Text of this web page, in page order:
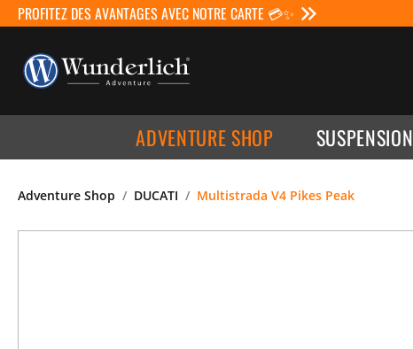
PROFITEZ DES AVANTAGES AVEC NOTRE CARTE 💳✨
ADVENTURE SHOP SUSPENSION
Adventure Shop DUCATI Multistrada V4 Pikes Peak